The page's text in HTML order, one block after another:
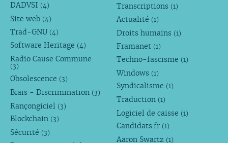
DADVSI (4)
Site web (4)
Trad-GNU (4)
Software Heritage (4)
Radio Cause Commune
(3)
Obsolescence (3)
Biais - Discrimination (3)
Rançongiciel (3)
Blockchain (3)
Sécurité (3)
Transcriptions (1)
Actualité (1)
Droits humains (1)
Framanet (1)
Techno-fascisme (1)
Windows (1)
Syndicalisme (1)
Traduction (1)
Logiciel de caisse (1)
Candidats.fr (1)
Aaron Swartz (1)